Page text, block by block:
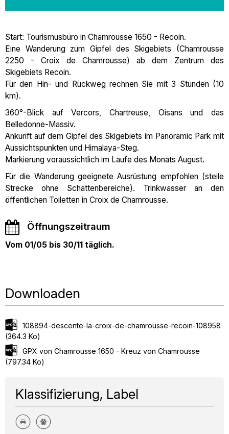
Start: Tourismusbüro in Chamrousse 1650 - Recoin.
Eine Wanderung zum Gipfel des Skigebiets (Chamrousse
2250 - Croix de Chamrousse) ab dem Zentrum des
Skigebiets Recoin.
Für den Hin- und Rückweg rechnen Sie mit 3 Stunden (10
km).
360°-Blick auf Vercors, Chartreuse, Oisans und das
Belledonne-Massiv.
Ankunft auf dem Gipfel des Skigebiets im Panoramic Park mit
Aussichtspunkten und Himalaya-Steg.
Markierung voraussichtlich im Laufe des Monats August.
Für die Wanderung geeignete Ausrüstung empfohlen (steile
Strecke ohne Schattenbereiche). Trinkwasser an den
öffentlichen Toiletten in Croix de Chamrousse.
Öffnungszeitraum
Vom 01/05 bis 30/11 täglich.
Downloaden
108894-descente-la-croix-de-chamrousse-recoin-108958
(364.3 Ko)
GPX von Chamrousse 1650 - Kreuz von Chamrousse
(797.34 Ko)
Klassifizierung, Label